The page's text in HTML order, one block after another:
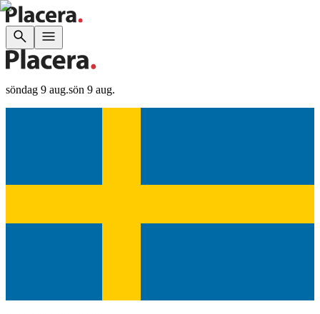
söndag 9 aug.sön 9 aug.